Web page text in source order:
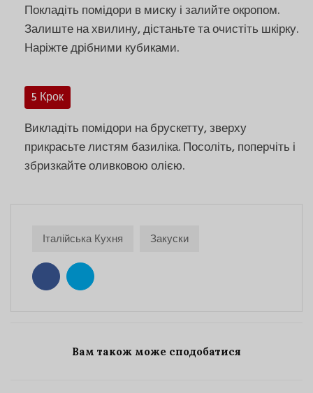
Покладіть помідори в миску і залийте окропом.
Залиште на хвилину, дістаньте та очистіть шкірку.
Наріжте дрібними кубиками.
5 Крок
Викладіть помідори на брускетту, зверху
прикрасьте листям базиліка. Посоліть, поперчіть і
збризкайте оливковою олією.
Італійська Кухня Закуски
Вам також може сподобатися